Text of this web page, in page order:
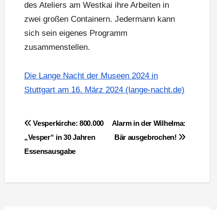
des Ateliers am Westkai ihre Arbeiten in
zwei großen Containern. Jedermann kann
sich sein eigenes Programm
zusammenstellen.
Die Lange Nacht der Museen 2024 in
Stuttgart am 16. März 2024 (lange-nacht.de)
BeitragsnavigationAlarm in der Wilhelma:
Bär ausgebrochen!
Vesperkirche: 800.000
„Vesper“ in 30 Jahren
Essensausgabe